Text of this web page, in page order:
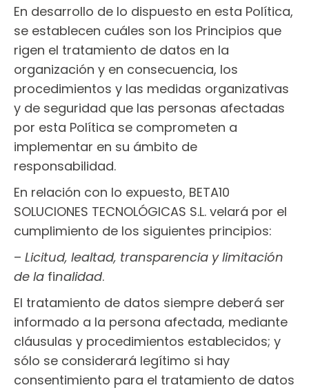
En desarrollo de lo dispuesto en esta Política,
se establecen cuáles son los Principios que
rigen el tratamiento de datos en la
organización y en consecuencia, los
procedimientos y las medidas organizativas
y de seguridad que las personas afectadas
por esta Política se comprometen a
implementar en su ámbito de
responsabilidad.
En relación con lo expuesto, BETA10
SOLUCIONES TECNOLÓGICAS S.L. velará por el
cumplimiento de los siguientes principios:
– Licitud, lealtad, transparencia y limitación
de la finalidad.
El tratamiento de datos siempre deberá ser
informado a la persona afectada, mediante
cláusulas y procedimientos establecidos; y
sólo se considerará legítimo si hay
consentimiento para el tratamiento de datos